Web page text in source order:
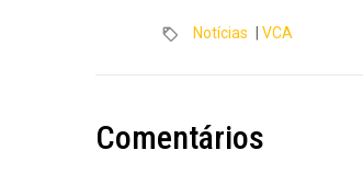
Notícias VCA
Comentários